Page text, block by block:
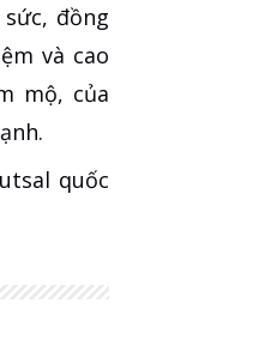
đồng
và cao
mộ, của
quốc